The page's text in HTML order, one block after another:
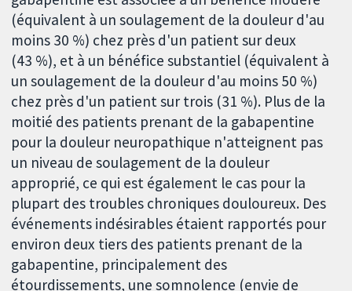
(équivalent à un soulagement de la douleur d'au
moins 30 %) chez près d'un patient sur deux
(43 %), et à un bénéfice substantiel (équivalent à
un soulagement de la douleur d'au moins 50 %)
chez près d'un patient sur trois (31 %). Plus de la
moitié des patients prenant de la gabapentine
pour la douleur neuropathique n'atteignent pas
un niveau de soulagement de la douleur
approprié, ce qui est également le cas pour la
plupart des troubles chroniques douloureux. Des
événements indésirables étaient rapportés pour
environ deux tiers des patients prenant de la
gabapentine, principalement des
étourdissements, une somnolence (envie de